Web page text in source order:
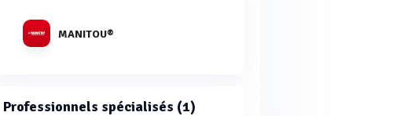
MANITOU®
Professionnels spécialisés (1)